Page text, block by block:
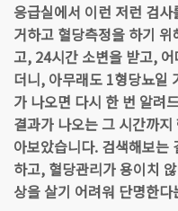
응급실에서 이런 저런 검
거하고 혈당측정을 하기
고, 24시간 소변을 받고,
더니, 아무래도 1형당뇨일
가 나오면 다시 한 번 알려
결과가 나오는 그 시간까
아보았습니다. 검색해보는
하고, 혈당관리가 용이치
상을 살기 어려워 단명한